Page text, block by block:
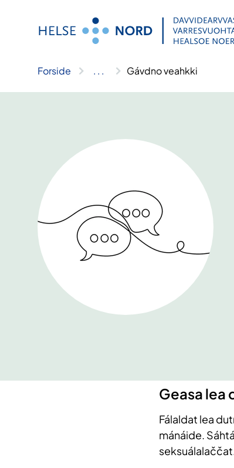
Forside .. . Gávdno veahkki
​Geasa lea
Fálaldat lea
mánáide.